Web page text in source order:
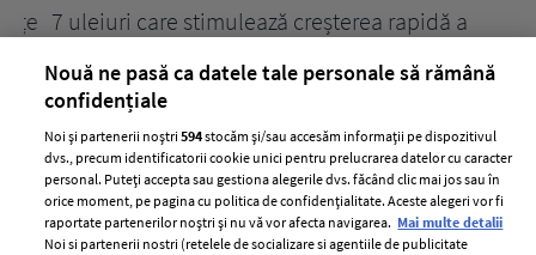
7 uleiuri care stimulează creșterea rapidă a
Nouă ne pasă ca datele tale personale să rămână
confidențiale
Noi și partenerii noștri594stocăm și/sau accesăm informații pe dispozitivul
dvs., precum identificatorii cookie unici pentru prelucrarea datelor cu caracter
personal. Puteți accepta sau gestiona alegerile dvs. făcând clic mai jos sau în
orice moment, pe pagina cu politica de confidențialitate. Aceste alegeri vor fi
raportate partenerilor noștri și nu vă vor afecta navigarea. Mai multe detalii
Noi si partenerii nostri (retelele de socializare si agentiile de publicitate